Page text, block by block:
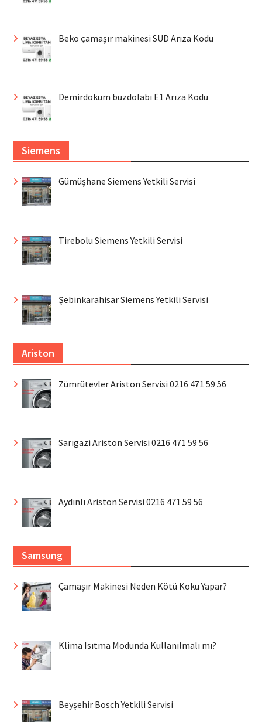
Beko çamaşır makinesi SUD Arıza Kodu
Demirdöküm buzdolabı E1 Arıza Kodu
Siemens
Gümüşhane Siemens Yetkili Servisi
Tirebolu Siemens Yetkili Servisi
Şebinkarahisar Siemens Yetkili Servisi
Ariston
Zümrütevler Ariston Servisi 0216 471 59 56
Sarıgazi Ariston Servisi 0216 471 59 56
Aydınlı Ariston Servisi 0216 471 59 56
Samsung
Çamaşır Makinesi Neden Kötü Koku Yapar?
Klima Isıtma Modunda Kullanılmalı mı?
Beyşehir Bosch Yetkili Servisi